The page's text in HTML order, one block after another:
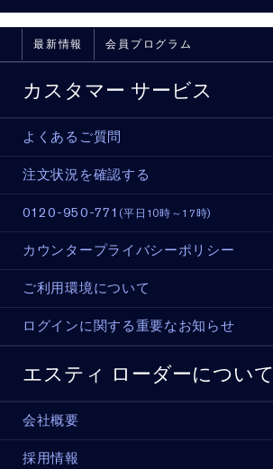
最新情報 会員プログラム
カスタマー サービス
よくあるご質問
注文状況を確認する
0120-950-771 (平日10時～17時)
カウンタープライバシーポリシー
ご利用環境について
ログインに関する重要なお知らせ
エスティ ローダーについて
会社概要
採用情報